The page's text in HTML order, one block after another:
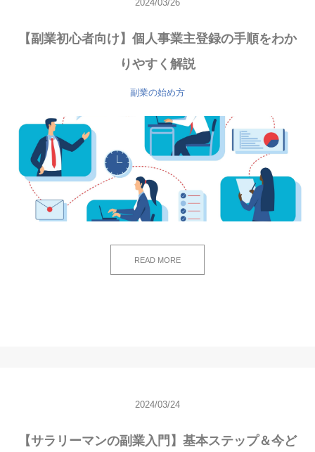
2024/03/26
【副業初心者向け】個人事業主登録の手順をわか
りやすく解説
副業の始め方
READ MORE
2024/03/24
【サラリーマンの副業入門】基本ステップ＆今ど